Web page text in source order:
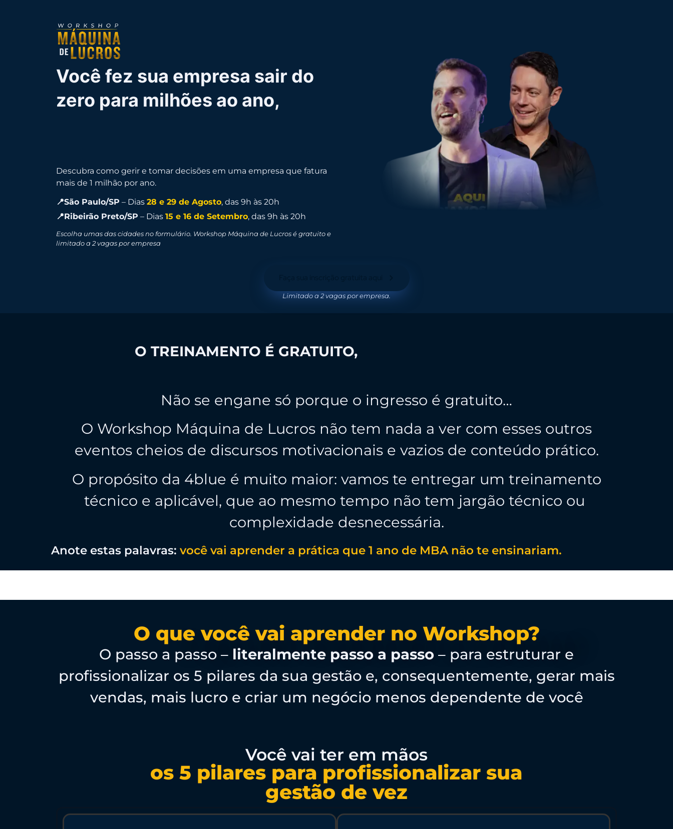
Você fez sua empresa sair do
zero para milhões ao ano,
Descubra como gerir e tomar decisões em uma empresa que fatura
mais de 1 milhão por ano.
📍São Paulo/SP – Dias 28 e 29 de Agosto, das 9h às 20h
📍Ribeirão Preto/SP – Dias 15 e 16 de Setembro, das 9h às 20h
Escolha umas das cidades no formulário. Workshop Máquina de Lucros é gratuito e
limitado a 2 vagas por empresa
Limitado a 2 vagas por empresa.
O TREINAMENTO É GRATUITO,
Não se engane só porque o ingresso é gratuito…
O Workshop Máquina de Lucros não tem nada a ver com esses outros
eventos cheios de discursos motivacionais e vazios de conteúdo prático.
O propósito da 4blue é muito maior: vamos te entregar um treinamento
técnico e aplicável, que ao mesmo tempo não tem jargão técnico ou
complexidade desnecessária.
Anote estas palavras: você vai aprender a prática que 1 ano de MBA não te ensinariam.
O que você vai aprender no Workshop?
O passo a passo – literalmente passo a passo – para estruturar e
profissionalizar os 5 pilares da sua gestão e, consequentemente, gerar mais
vendas, mais lucro e criar um negócio menos dependente de você
Você vai ter em mãos
os 5 pilares para profissionalizar sua
gestão de vez